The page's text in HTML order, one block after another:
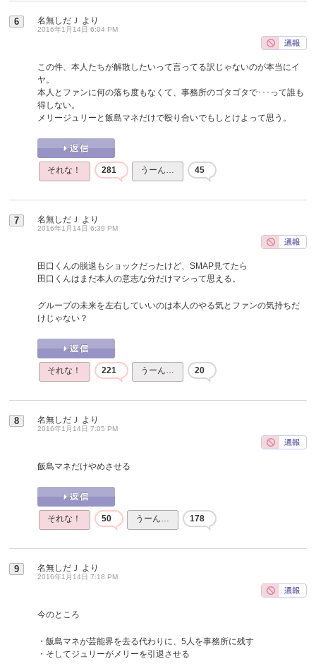
6 名無しだＪ より
2016年1月14日 6:04 PM
この件、本人たちが解散したいって言ってる訳じゃないのが本当にイ
ヤ。
本人とファンに何の落ち度もなくて、事務所のゴタゴタで･･･って誰も
得しない。
メリージュリーと飯島マネだけで殴り合いでもしとけよって思う。
それな！ 281 うーん… 45
7 名無しだＪ より
2016年1月14日 6:39 PM
田口くんの脱退もショックだったけど、SMAP見てたら
田口くんはまだ本人の意志な分だけマシって思える。
グループの未来を左右していいのは本人のやる気とファンの気持ちだ
けじゃない？
それな！ 221 うーん… 20
8 名無しだＪ より
2016年1月14日 7:05 PM
飯島マネだけやめさせる
それな！ 50 うーん… 178
9 名無しだＪ より
2016年1月14日 7:18 PM
今のところ
・飯島マネが芸能界を去る代わりに、5人を事務所に残す
・そしてジュリーがメリーを引退させる